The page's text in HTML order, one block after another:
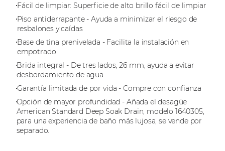
Fácil de limpiar: Superficie de alto brillo fácil de limpiar
Piso antiderrapante - Ayuda a minimizar el riesgo de
resbalones y caídas
Base de tina prenivelada - Facilita la instalación en
empotrado
Brida integral - De tres lados, 26 mm, ayuda a evitar
desbordamiento de agua
Garantía limitada de por vida - Compre con confianza
Opción de mayor profundidad - Añada el desagüe
American Standard Deep Soak Drain, modelo 1640305,
para una experiencia de baño más lujosa, se vende por
separado.